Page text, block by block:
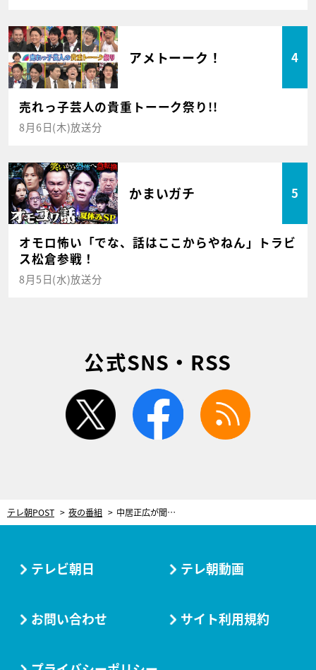
アメトーーク！ 4
売れっ子芸人の貴重トーーク祭り!!
8月6日(木)放送分
かまいガチ 5
オモロ怖い「でな、話はここからやねん」トラビ
ス松倉参戦！
8月5日(水)放送分
公式SNS・RSS
twitter facebook
テレ朝POST 夜の番組 中居正広が聞くアスリートの“驚愕”食習慣！あらゆる種類のレバーを毎食365日
テレビ朝日 テレ朝動画
お問い合わせ サイト利用規約